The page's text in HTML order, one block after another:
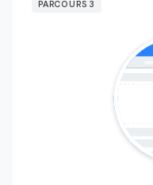
PARCOURS 3